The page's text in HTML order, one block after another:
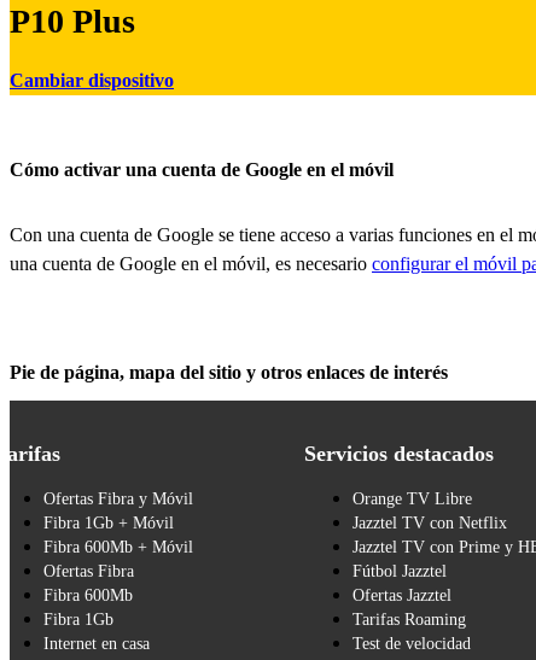
P10 Plus
Cambiar dispositivo
Cómo activar una cuenta de Google en el móvil
Con una cuenta de Google se tiene acceso a varias funciones en
una cuenta de Google en el móvil, es necesario configurar el móvil
Pie de página, mapa del sitio y otros enlaces de interés
Ofertas Fibra y Móvil
Fibra 1Gb + Móvil
Fibra 600Mb + Móvil
Ofertas Fibra
Fibra 600Mb
Fibra 1Gb
Internet en casa
Servicios destacados
Orange TV Libre
Jazztel TV con Netflix
Jazztel TV con Prime y
Fútbol Jazztel
Ofertas Jazztel
Tarifas Roaming
Test de velocidad